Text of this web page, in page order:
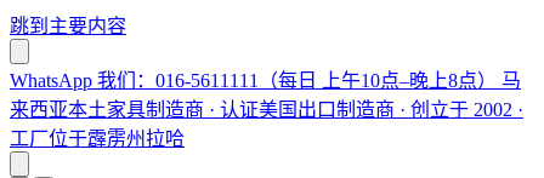
跳到主要内容
WhatsApp 我们：016-5611111（每日 上午10点–晚上8点） 马
来西亚本土家具制造商 · 认证美国出口制造商 · 创立于 2002 ·
工厂位于霹雳州拉哈